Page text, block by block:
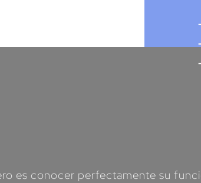
es conocer perfectamente su